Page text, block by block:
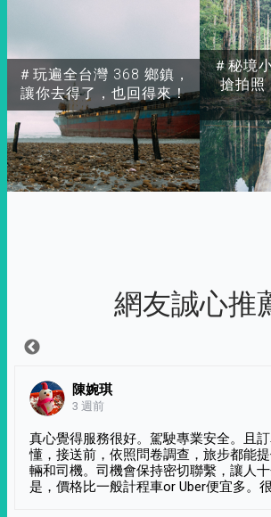
＃玩遍全台灣 368 鄉鎮，
讓你去得了，也回得來！
＃秘境
搶拍照
網友誠心推
陳婉琪
3 週前
真心覺得服務很好。駕駛專業安全。且
懂，接送前，依照問卷調查，旅步都能
輛和司機。司機會保持密切聯繫，讓人
是，價格比一般計程車or Uber便宜多。